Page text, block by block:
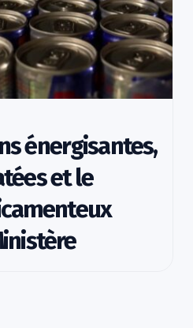
énergisantes,
et le